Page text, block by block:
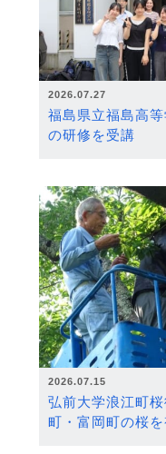
2026.07.27
福島県立福島高
の研修を受講
2026.07.15
弘前大学浪江町
町・富岡町の桜を